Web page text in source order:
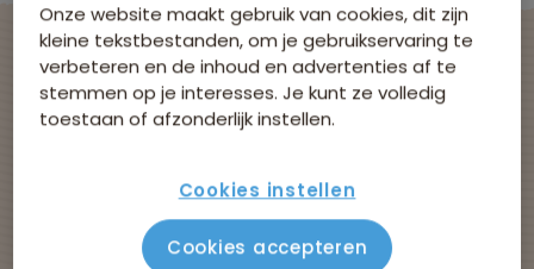
Avontuurlijke
groepsreizen met
Sawadee
Onze website maakt gebruik van cookies, dit zijn
kleine tekstbestanden, om je gebruikservaring te
verbeteren en de inhoud en advertenties af te
stemmen op je interesses. Je kunt ze volledig
toestaan of afzonderlijk instellen.
Cookies instellen
Cookies accepteren